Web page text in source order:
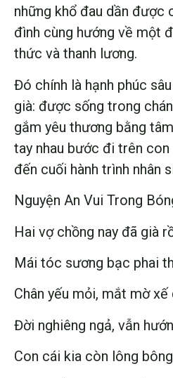
những khổ đau dần được
đình cùng hướng về một
thức và thanh lương.
Đó chính là hạnh phúc
già: được sống trong
gắm yêu thương bằng
tay nhau bước đi trên
đến cuối hành trình nhân
Nguyện An Vui Trong
Hai vợ chồng nay đã già
Mái tóc sương bạc phai
Chân yếu mỏi, mắt mờ xế
Đời nghiêng ngả, vẫn
Con cái kia còn lông